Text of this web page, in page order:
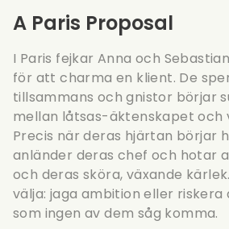
A Paris Proposal
I Paris fejkar Anna och
för att charma en klient. De
tillsammans och gnistor börjar
mellan låtsas-äktenskapet och
Precis när deras hjärtan börjar
anländer deras chef och hotar
och deras sköra, växande
välja: jaga ambition eller
som ingen av dem såg komma.